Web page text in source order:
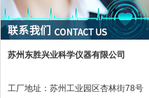
苏州东胜兴业科学仪器有限公司
工厂地址：苏州工业园区杏林街78号